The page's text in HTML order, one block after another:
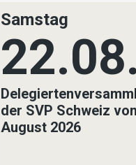
Samstag
22.08.
der SVP Schweiz
August 2026